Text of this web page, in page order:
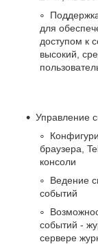
для
доступом к
высокий,
Управление
браузера,
консоли
Ведение
событий
событий -
сервере